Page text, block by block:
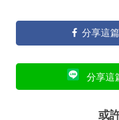
分享這篇
分享這
或